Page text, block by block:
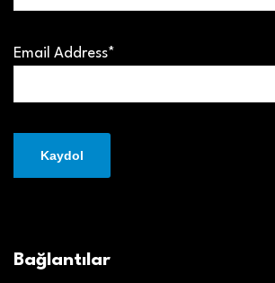
Email Address*
Bağlantılar